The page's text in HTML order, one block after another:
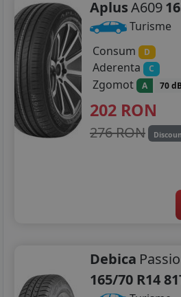
195/75R16
205/45R16
205/50R16
205/55R16
205/60R16
225/55R16
AplusA609
Turisme
Consum
D
Aderenta C
Zgomot A 70
202 RON
276 RON
Debica
165/70 R14